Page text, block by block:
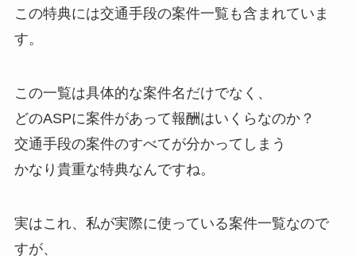
この特典には交通手段の案件一覧も含まれていま
す。
この一覧は具体的な案件名だけでなく、
どのASPに案件があって報酬はいくらなのか？
交通手段の案件のすべてが分かってしまう
かなり貴重な特典なんですね。
実はこれ、私が実際に使っている案件一覧なので
すが、